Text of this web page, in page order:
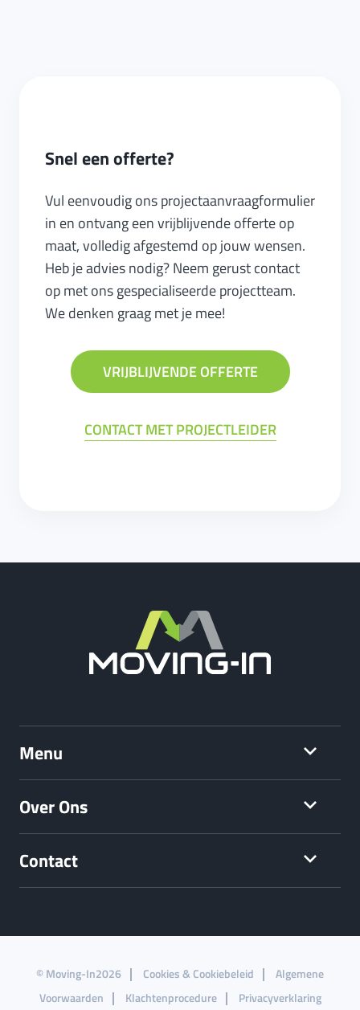
Snel een offerte?
Vul eenvoudig ons projectaanvraagformulier
in en ontvang een vrijblijvende offerte op
maat, volledig afgestemd op jouw wensen.
Heb je advies nodig? Neem gerust contact
op met ons gespecialiseerde projectteam.
We denken graag met je mee!
VRIJBLIJVENDE OFFERTE
CONTACT MET PROJECTLEIDER
Menu
Over Ons
Contact
© Moving-In2026 Cookies & Cookiebeleid
Algemene
Voorwaarden
Klachtenprocedure Privacyverklaring